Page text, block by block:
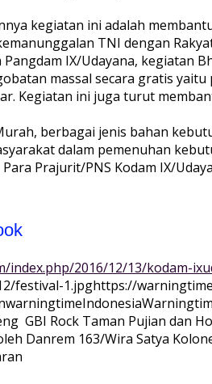
kegiatan ini adalah
TNI dengan
IX/Udayana, kegiatan
massal secara gratis
Kegiatan ini juga turut
berbagai jenis bahan
dalam pemenuhan
Prajurit/PNS Kodam IX/
index.php/2016/12/13/kodam-
festival-1.jpghttps://
Indonesia
GBI Rock Taman Pujian dan
Danrem 163/Wira Satya